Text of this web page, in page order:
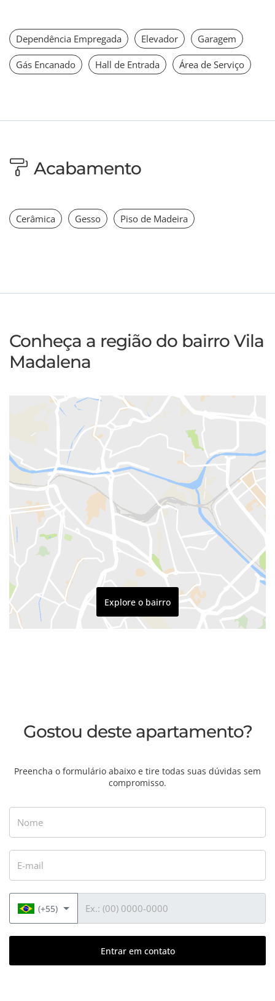
Dependência Empregada Elevador Garagem
Gás Encanado Hall de Entrada Área de Serviço
Acabamento
Cerâmica Gesso Piso de Madeira
Conheça a região do bairro Vila
Madalena
Explore o bairro
Gostou deste apartamento?
Preencha o formulário abaixo e tire todas suas dúvidas sem
compromisso.
(+55)
Entrar em contato